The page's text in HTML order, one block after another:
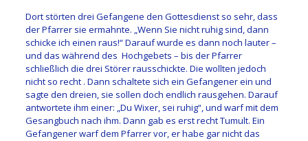
Dort störten drei Gefangene den Gottesdienst so sehr, dass
der Pfarrer sie ermahnte. „Wenn Sie nicht ruhig sind, dann
schicke ich einen raus!“ Darauf wurde es dann noch lauter –
und das während des Hochgebets – bis der Pfarrer
schließlich die drei Störer rausschickte. Die wollten jedoch
nicht so recht . Dann schaltete sich ein Gefangener ein und
sagte den dreien, sie sollen doch endlich rausgehen. Darauf
antwortete ihm einer: „Du Wixer, sei ruhig“, und warf mit dem
Gesangbuch nach ihm. Dann gab es erst recht Tumult. Ein
Gefangener warf dem Pfarrer vor, er habe gar nicht das